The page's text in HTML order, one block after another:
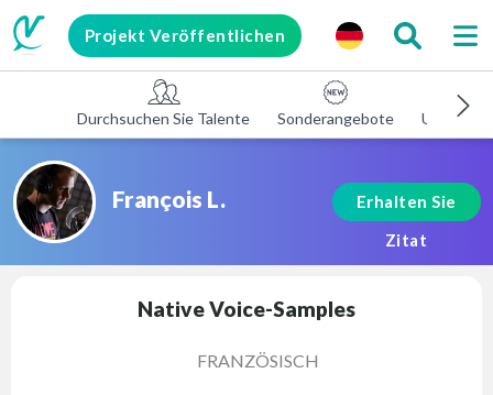
Projekt Veröffentlichen
Durchsuchen Sie Talente Sonderangebote
François L.
Erhalten Sie
Zitat
Native Voice-Samples
FRANZÖSISCH